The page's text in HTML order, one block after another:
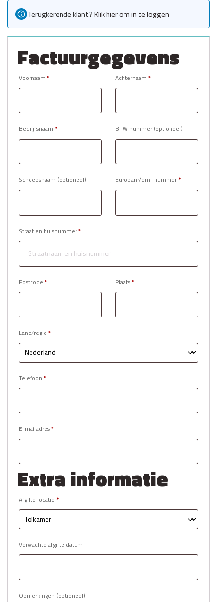
Terugkerende klant? Klik hier om in te loggen
Factuurgegevens
Voornaam * Achternaam*
Bedrijfsnaam * BTW nummer (optioneel)
Scheepsnaam (optioneel) Europanr/emi-nummer*
Straat en huisnummer*
Postcode * Plaats*
Land/regio *
Telefoon *
E-mailadres*
Extra informatie
Afgifte locatie *
Verwachte afgifte datum
Opmerkingen (optioneel)